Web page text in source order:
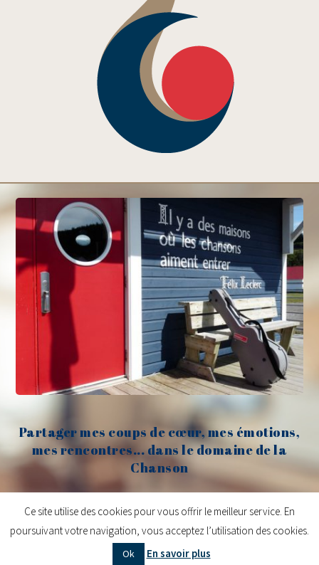
Partager mes coups de cœur, mes émotions,
mes rencontres... dans le domaine de la
Chanson
Claude Fèvre
Claude Fèvre | Chanter c'est lancer des balles
centifoliae|Mentions légales|Contact
Ce site utilise des cookies pour vous offrir le meilleur service. En
poursuivant votre navigation, vous acceptez l’utilisation des cookies.
Ok En savoir plus